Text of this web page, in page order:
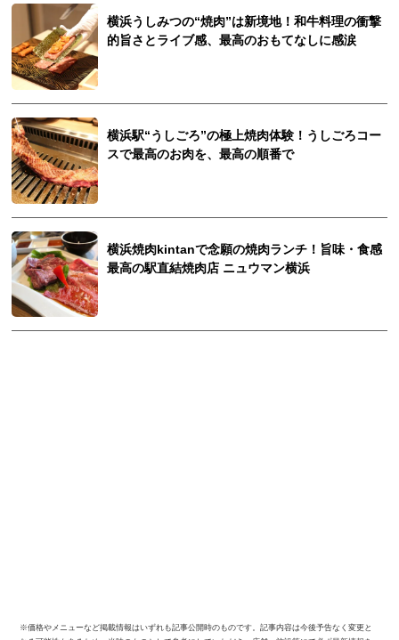
横浜うしみつの“焼肉”は新境地！和牛料理の衝撃
的旨さとライブ感、最高のおもてなしに感涙
横浜駅“うしごろ”の極上焼肉体験！うしごろコー
スで最高のお肉を、最高の順番で
横浜焼肉kintanで念願の焼肉ランチ！旨味・食感
最高の駅直結焼肉店 ニュウマン横浜
※価格やメニューなど掲載情報はいずれも記事公開時のものです。記事内容は今後予告なく変更と